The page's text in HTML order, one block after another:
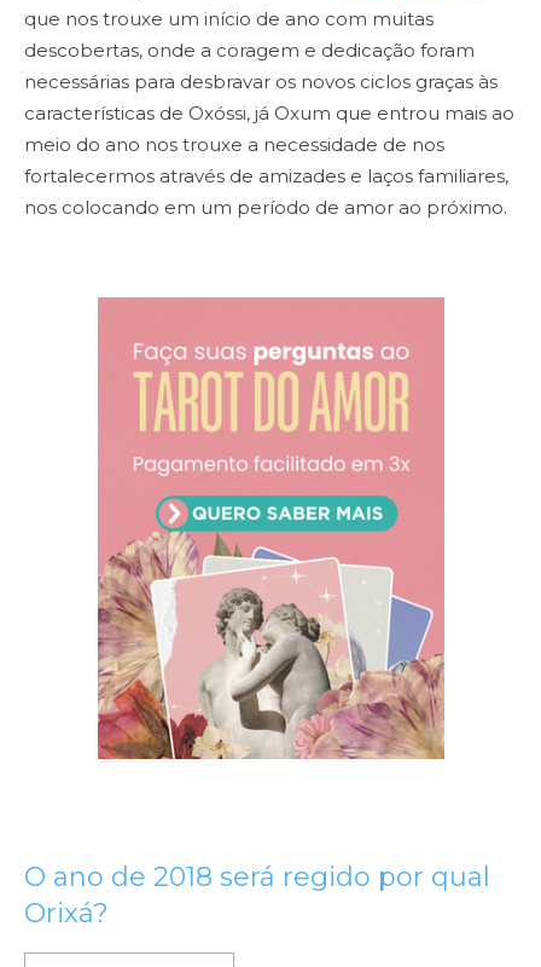
que nos trouxe um início de ano com muitas
descobertas, onde a coragem e dedicação foram
necessárias para desbravar os novos ciclos graças às
características de Oxóssi, já Oxum que entrou mais ao
meio do ano nos trouxe a necessidade de nos
fortalecermos através de amizades e laços familiares,
nos colocando em um período de amor ao próximo.
O ano de 2018 será regido por qual
Orixá?